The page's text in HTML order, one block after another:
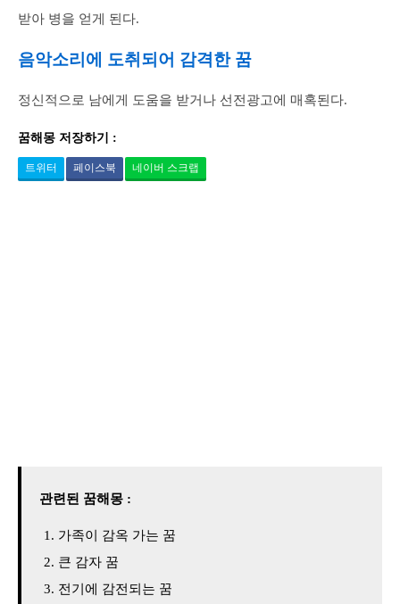
받아 병을 얻게 된다.
음악소리에 도취되어 감격한 꿈
정신적으로 남에게 도움을 받거나 선전광고에 매혹된다.
꿈해몽 저장하기 :
트위터 페이스북 네이버 스크랩
관련된 꿈해몽 :
가족이 감옥 가는 꿈
큰 감자 꿈
전기에 감전되는 꿈